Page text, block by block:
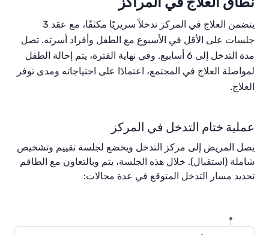
يتضمن العلاج في المركز تدخلاً سريريًا مكثفًا، مع عقد 3
جلسات على الأقل في الأسبوع مع الطفل وأفراد أسرته. تصل
مدة التدخل إلى 6 أسابيع. وفي نهاية الفترة، يتم إحالة الطفل
لمواصلة العلاج في المجتمع، اعتمادًا على احتياجاته ومدى توفر
العلاج.
عملية ختام التدخل في المركز
يصل المريض إلى مركز التدخل ويخضع لجلسة تقييم وتشخيص
شاملة (استقبال). خلال هذه الجلسة، يتم وبالتعاون مع الطاقم
تحديد مسار التدخل المتوقع في عدة مجالات: